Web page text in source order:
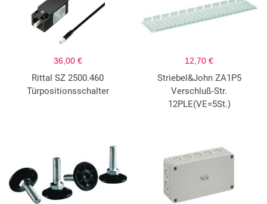
36,00 €
Rittal SZ 2500.460
Türpositionsschalter
12,70 €
Striebel&John ZA1P5
Verschluß-Str.
12PLE(VE=5St.)